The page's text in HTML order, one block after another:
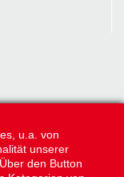
u.a. von
unserer
den Button